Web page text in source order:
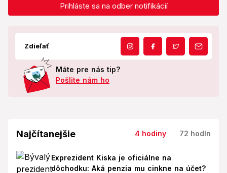
Prihláste sa na odber notifikácií
Zdieľať
Máte pre nás tip?
Pošlite nám ho
Najčítanejšie 4 hodiny 72 hodín
Exprezident Kiska je oficiálne na
dôchodku: Aká penzia mu cinkne na účet?